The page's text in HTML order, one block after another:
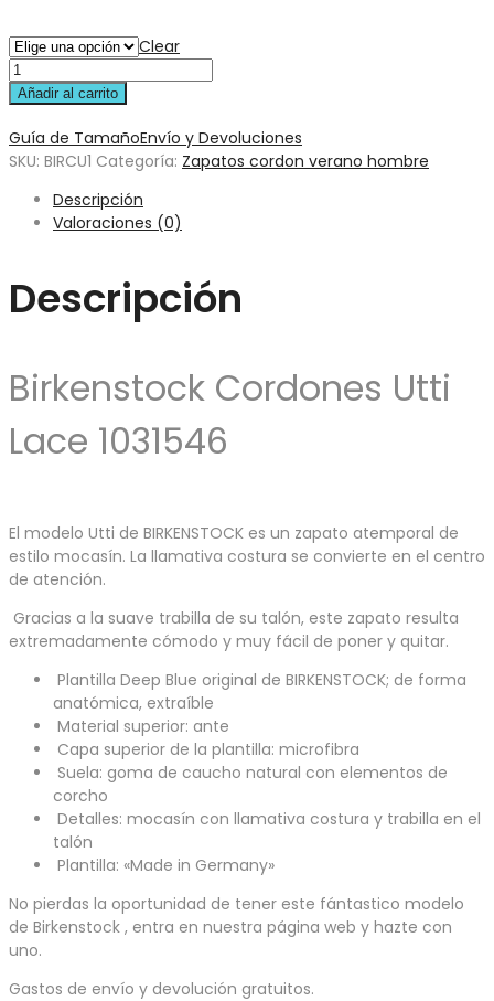
Clear
Añadir al carrito
Guía de TamañoEnvío y Devoluciones
SKU: BIRCU1 Categoría: Zapatos cordon verano hombre
Descripción
Valoraciones (0)
Descripción
Birkenstock Cordones Utti
Lace 1031546
El modelo Utti de BIRKENSTOCK es un zapato atemporal de
estilo mocasín. La llamativa costura se convierte en el centro
de atención.
Gracias a la suave trabilla de su talón, este zapato resulta
extremadamente cómodo y muy fácil de poner y quitar.
Plantilla Deep Blue original de BIRKENSTOCK; de forma
anatómica, extraíble
Material superior: ante
Capa superior de la plantilla: microfibra
Suela: goma de caucho natural con elementos de
corcho
Detalles: mocasín con llamativa costura y trabilla en el
talón
Plantilla: «Made in Germany»
No pierdas la oportunidad de tener este fántastico modelo
de Birkenstock , entra en nuestra página web y hazte con
uno.
Gastos de envío y devolución gratuitos.